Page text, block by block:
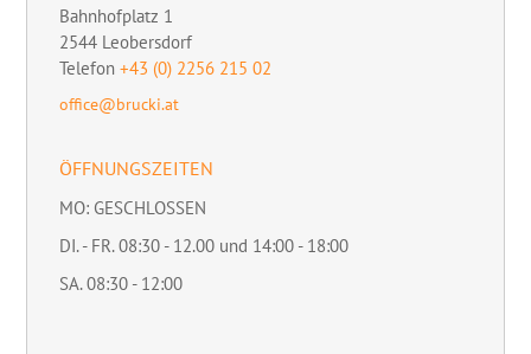
Bahnhofplatz 1
2544 Leobersdorf
Telefon +43 (0) 2256 215 02
office@brucki.at
ÖFFNUNGSZEITEN
MO: GESCHLOSSEN
DI. - FR. 08:30 - 12.00 und 14:00 - 18:00
SA. 08:30 - 12:00